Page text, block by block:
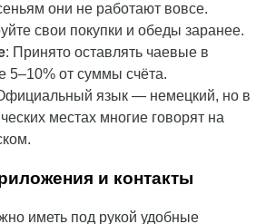
они не работают вовсе.
свои покупки и обеды заранее.
: Принято оставлять чаевые в
5–10% от суммы счёта.
язык — немецкий, но в
местах многие говорят на
и контакты
иметь под рукой удобные